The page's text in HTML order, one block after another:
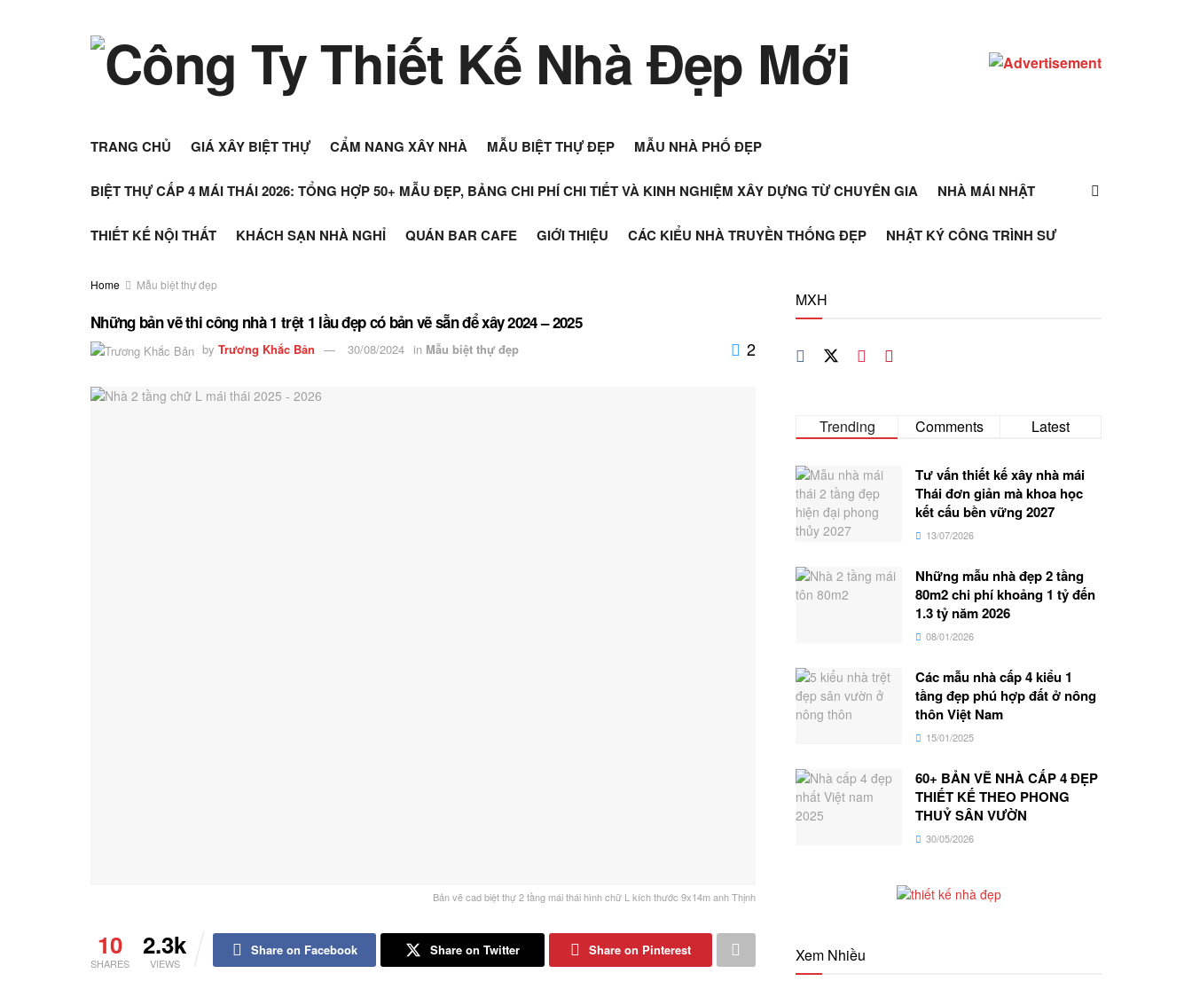
TRANG CHỦ GIÁ XÂY BIỆT THỰ CẨM NANG XÂY NHÀ MẪU BIỆT THỰ ĐẸP MẪU NHÀ PHỐ ĐẸP
BIỆT THỰ CẤP 4 MÁI THÁI 2026: TỔNG HỢP 50+ MẪU ĐẸP, BẢNG CHI PHÍ CHI TIẾT VÀ KINH NGHIỆM XÂY DỰNG TỪ CHUYÊN GIA NHÀ MÁI NHẬT
THIẾT KẾ NỘI THẤT KHÁCH SẠN NHÀ NGHỈ QUÁN BAR CAFE GIỚI THIỆU CÁC KIỂU NHÀ TRUYỀN THỐNG ĐẸP NHẬT KÝ CÔNG TRÌNH SƯ
Home Mẫu biệt thự đẹp
Những bản vẽ thi công nhà 1 trệt 1 lầu đẹp có bản vẽ sẵn để xây 2024 – 2025
by Trương Khắc Bản 30/08/2024 in Mẫu biệt thự đẹp 2
Bản vẽ cad biệt thự 2 tầng mái thái hình chữ L kích thước 9x14m anh Thịnh
10
SHARES
2.3k
VIEWS
Share on Facebook Share on Twitter Share on Pinterest
MXH
Trending Comments Latest
Tư vấn thiết kế xây nhà mái
Thái đơn giản mà khoa học
kết cấu bền vững 2027
13/07/2026
Những mẫu nhà đẹp 2 tầng
80m2 chi phí khoảng 1 tỷ đến
1.3 tỷ năm 2026
08/01/2026
Các mẫu nhà cấp 4 kiểu 1
tầng đẹp phú hợp đất ở nông
thôn Việt Nam
15/01/2025
60+ BẢN VẼ NHÀ CẤP 4 ĐẸP
THIẾT KẾ THEO PHONG
THUỶ SÂN VƯỜN
30/05/2026
Xem Nhiều